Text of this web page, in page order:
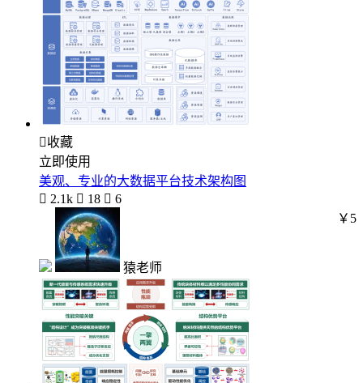
收藏
立即使用
美观、专业的大数据平台技术架构图
 2.1k  18  6
猿老师
￥5